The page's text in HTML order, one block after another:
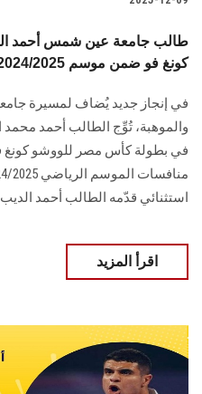
طالب جامعة عين شمس أحمد
كونغ فو ضمن موسم 2024/2025
في إنجاز جديد يُضاف لمسيرة
والموهبة، تُوِّج الطالب أحمد محمد
استثنائي قدّمه الطالب أحمد الديب
اقرأ المزيد